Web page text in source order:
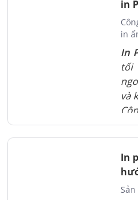
in
in
In
tối
và
In
ấn